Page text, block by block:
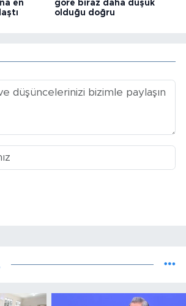
en
göre biraz daha düşük
olduğu doğru